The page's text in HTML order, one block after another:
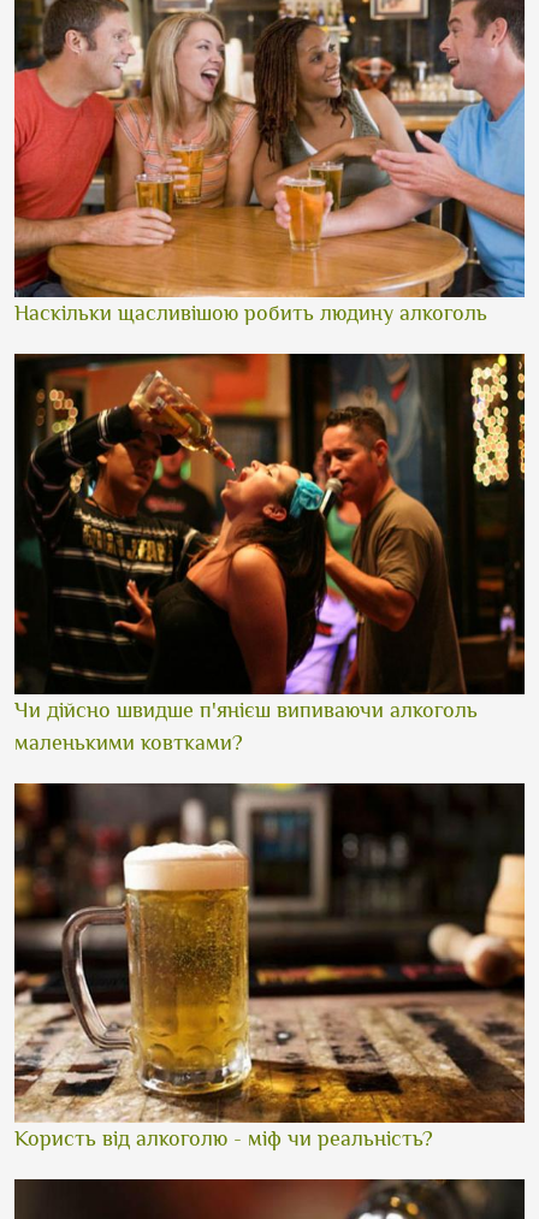
Наскільки щасливішою робить людину алкоголь
Чи дійсно швидше п'янієш випиваючи алкоголь
маленькими ковтками?
Користь від алкоголю - міф чи реальність?